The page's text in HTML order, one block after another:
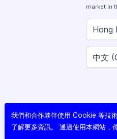
market in
我們和合作夥伴使用 Cookie 等技
了解更多資訊。 通過使用本網站，